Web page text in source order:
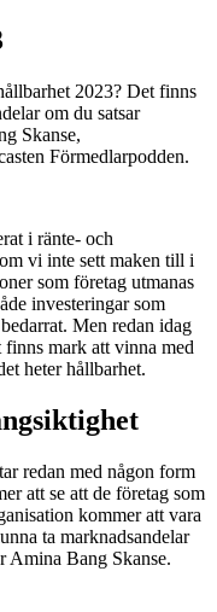
2023? Det finns
om du satsar
Skanse,
Förmedlarpodden.
i ränte- och
vi inte sett maken till i
som företag utmanas
investeringar som
Men redan idag
mark att vinna med
heter hållbarhet.
redan med någon form
att se att de företag som
kommer att vara
ta marknadsandelar
Amina Bang Skanse.